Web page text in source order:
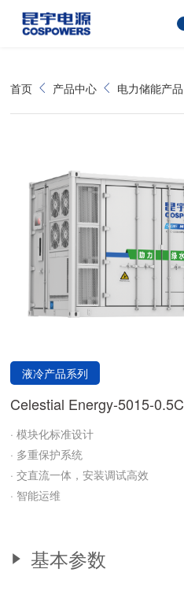
首页 产品中心 电力储能产品
液冷产品系列
Celestial Energy-5015-0.5C
· 模块化标准设计
· 多重保护系统
· 交直流一体，安装调试高效
· 智能运维
基本参数